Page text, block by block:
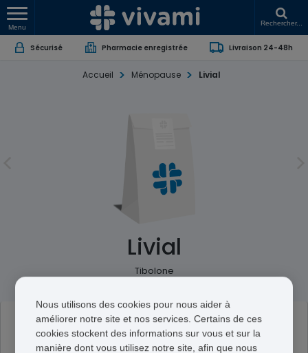
Menu
Rechercher...
Sécurisé Pharmacie enregistrée Livraison 24-48h
Accueil Ménopause Livial
Livial
Tibolone
Livial
2,5mg
Nous utilisons des cookies pour nous aider à
améliorer notre site et nos services. Certains de ces
cookies stockent des informations sur vous et sur la
manière dont vous utilisez notre site, afin que nous